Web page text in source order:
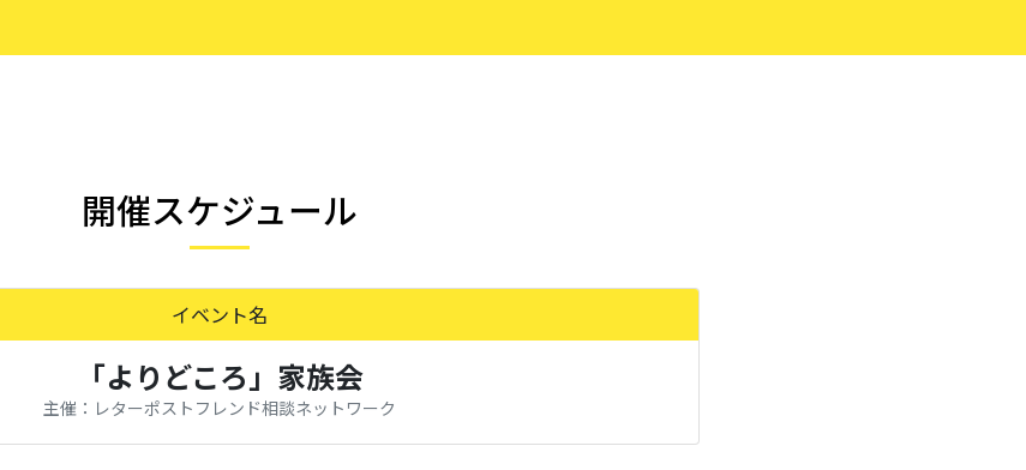
開催スケジュール
イベント名
「よりどころ」家族会
主催：レターポストフレンド相談ネットワーク